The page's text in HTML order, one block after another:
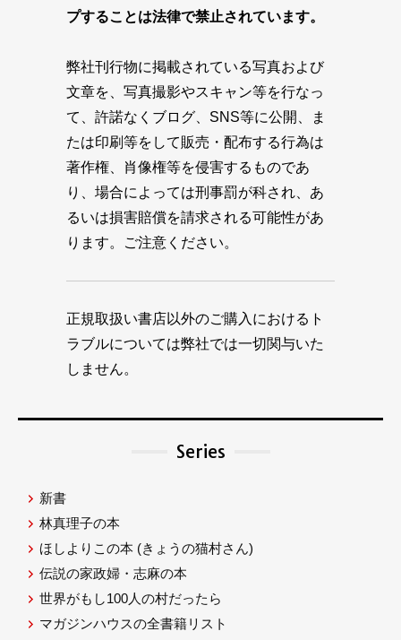
プすることは法律で禁止されています。
弊社刊行物に掲載されている写真および
文章を、写真撮影やスキャン等を行なっ
て、許諾なくブログ、SNS等に公開、ま
たは印刷等をして販売・配布する行為は
著作権、肖像権等を侵害するものであ
り、場合によっては刑事罰が科され、あ
るいは損害賠償を請求される可能性があ
ります。ご注意ください。
正規取扱い書店以外のご購入におけるト
ラブルについては弊社では一切関与いた
しません。
Series
新書
林真理子の本
ほしよりこの本 (きょうの猫村さん)
伝説の家政婦・志麻の本
世界がもし100人の村だったら
マガジンハウスの全書籍リスト